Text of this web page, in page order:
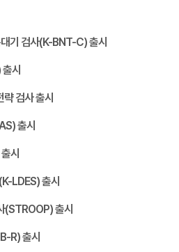
기 검사(K-BNT-C) 출시
시
검사 출시
출시
시
LDES) 출시
(STROOP) 출시
R) 출시